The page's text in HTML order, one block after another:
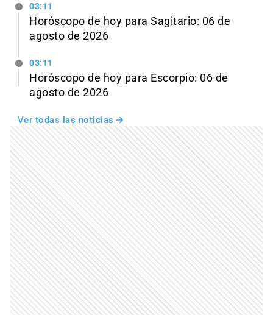
03:11
Horóscopo de hoy para Sagitario: 06 de
agosto de 2026
03:11
Horóscopo de hoy para Escorpio: 06 de
agosto de 2026
Ver todas las noticias